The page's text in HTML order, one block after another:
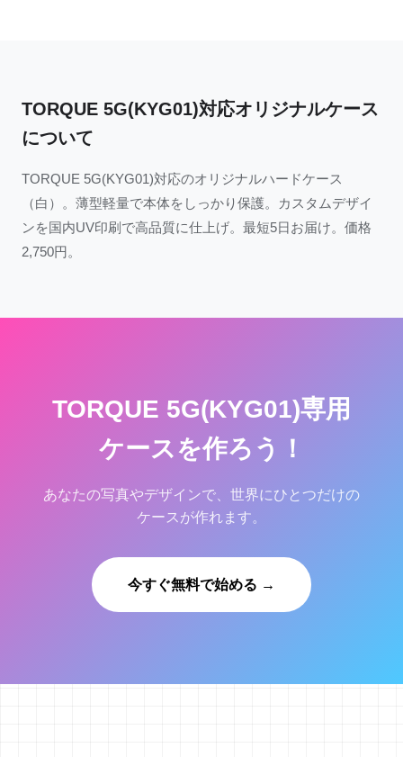
TORQUE 5G(KYG01)対応オリジナルケース
について
TORQUE 5G(KYG01)対応のオリジナルハードケース
（白）。薄型軽量で本体をしっかり保護。カスタムデザイ
ンを国内UV印刷で高品質に仕上げ。最短5日お届け。価格
2,750円。
TORQUE 5G(KYG01)専用
ケースを作ろう！
あなたの写真やデザインで、世界にひとつだけの
ケースが作れます。
今すぐ無料で始める →